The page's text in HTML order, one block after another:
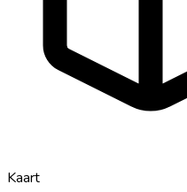
Kaart